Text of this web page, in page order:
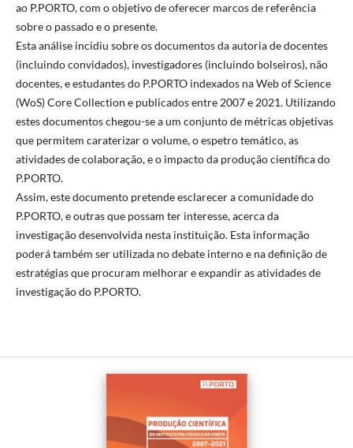
ao P.PORTO, com o objetivo de oferecer marcos de referência
sobre o passado e o presente.
Esta análise incidiu sobre os documentos da autoria de docentes
(incluindo convidados), investigadores (incluindo bolseiros), não
docentes, e estudantes do P.PORTO indexados na Web of Science
(WoS) Core Collection e publicados entre 2007 e 2021. Utilizando
estes documentos chegou-se a um conjunto de métricas objetivas
que permitem caraterizar o volume, o espetro temático, as
atividades de colaboração, e o impacto da produção científica do
P.PORTO.
Assim, este documento pretende esclarecer a comunidade do
P.PORTO, e outras que possam ter interesse, acerca da
investigação desenvolvida nesta instituição. Esta informação
poderá também ser utilizada no debate interno e na definição de
estratégias que procuram melhorar e expandir as atividades de
investigação do P.PORTO.